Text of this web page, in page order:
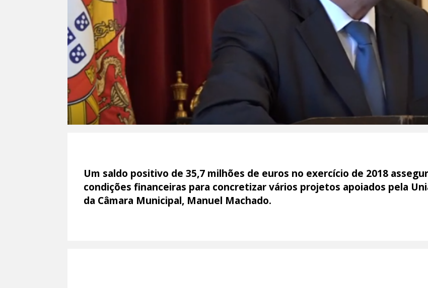
Um saldo positivo de 35,7 milhões de euros no exercício de 2018
condições financeiras para concretizar vários projetos apoiados pela
da Câmara Municipal, Manuel Machado.